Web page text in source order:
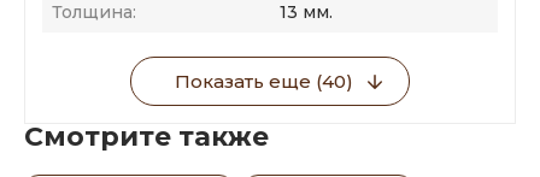
Толщина:
13 мм.
Показать еще (40)
Смотрите также